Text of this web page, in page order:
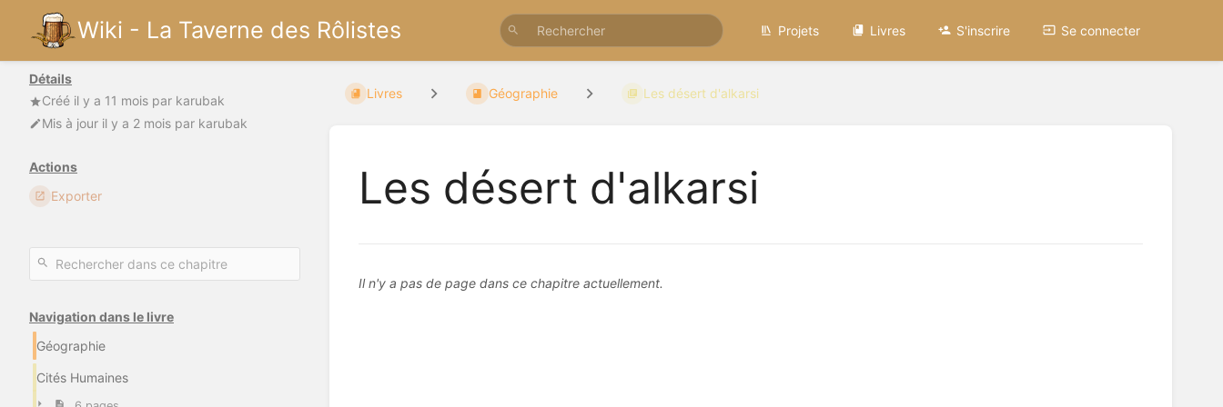
Wiki - La Taverne des Rôlistes Projets Livres S'inscrire Se connecter
Détails
Créé il y a 11 mois par karubak
Mis à jour il y a 2 mois par karubak
Actions
Exporter
Navigation dans le livre
Géographie
Cités Humaines
Livres Géographie Les désert d'alkarsi
Les désert d'alkarsi
Il n'y a pas de page dans ce chapitre actuellement.